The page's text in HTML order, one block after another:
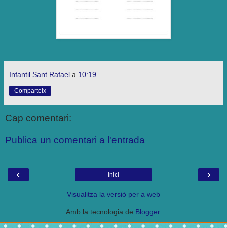
Infantil Sant Rafael a 10:19
Comparteix
Cap comentari:
Publica un comentari a l'entrada
‹ ›
Inici
Visualitza la versió per a web
Amb la tecnologia de Blogger.